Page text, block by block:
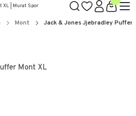
Mont Jack & Jones Jjebradley Puffer
Mont XL